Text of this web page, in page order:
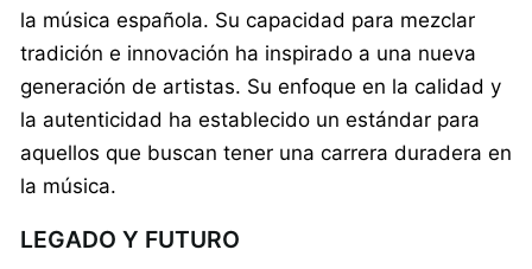
la música española. Su capacidad para mezclar
tradición e innovación ha inspirado a una nueva
generación de artistas. Su enfoque en la calidad y
la autenticidad ha establecido un estándar para
aquellos que buscan tener una carrera duradera en
la música.
LEGADO Y FUTURO